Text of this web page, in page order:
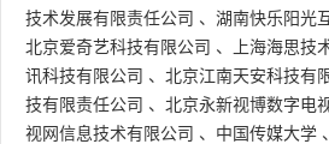
技术发展有限责任公司 、 湖南快乐阳光
北京爱奇艺科技有限公司 、 上海海思技
讯科技有限公司 、 北京江南天安科技有
技有限责任公司 、 北京永新视博数字电
视网信息技术有限公司 、 中国传媒大学 、